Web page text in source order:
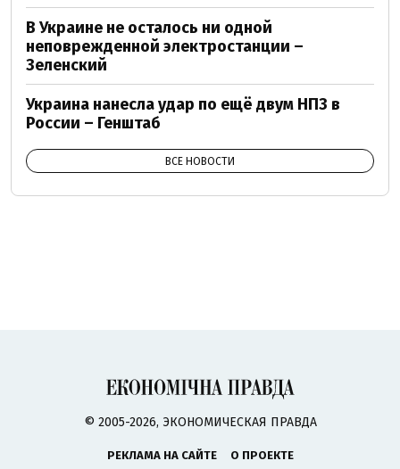
В Украине не осталось ни одной
неповрежденной электростанции –
Зеленский
Украина нанесла удар по ещё двум НПЗ в
России – Генштаб
ВСЕ НОВОСТИ
© 2005-2026, ЭКОНОМИЧЕСКАЯ ПРАВДА
РЕКЛАМА НА САЙТЕ
О ПРОЕКТЕ